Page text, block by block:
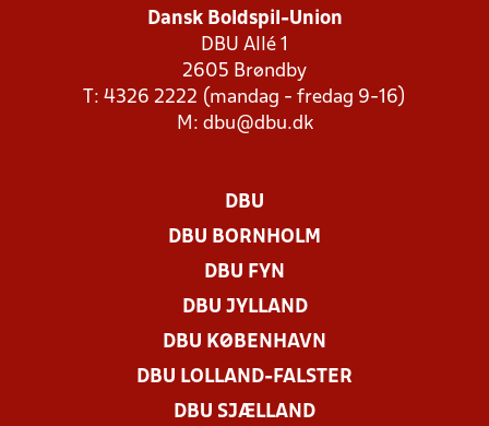
Dansk Boldspil-Union
DBU Allé 1
2605 Brøndby
T: 4326 2222 (mandag - fredag 9-16)
M: dbu@dbu.dk
DBU
DBU BORNHOLM
DBU FYN
DBU JYLLAND
DBU KØBENHAVN
DBU LOLLAND-FALSTER
DBU SJÆLLAND